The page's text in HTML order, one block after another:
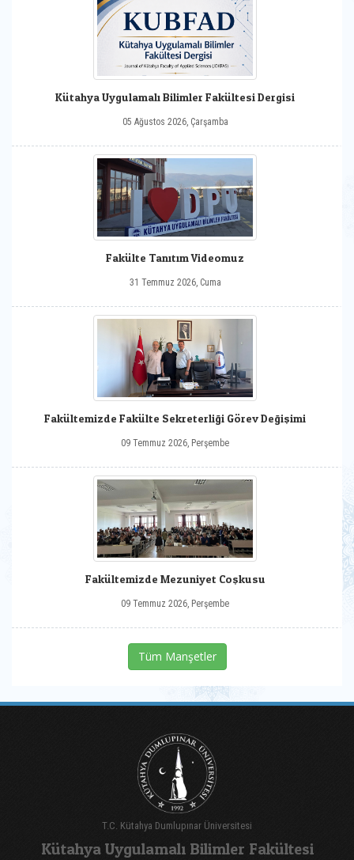
Kütahya Uygulamalı Bilimler Fakültesi Dergisi
05 Ağustos 2026, Çarşamba
Fakülte Tanıtım Videomuz
31 Temmuz 2026, Cuma
Fakültemizde Fakülte Sekreterliği Görev Değişimi
09 Temmuz 2026, Perşembe
Fakültemizde Mezuniyet Coşkusu
09 Temmuz 2026, Perşembe
Tüm Manşetler
T.C. Kütahya Dumlupınar Üniversitesi
Kütahya Uygulamalı Bilimler Fakültesi